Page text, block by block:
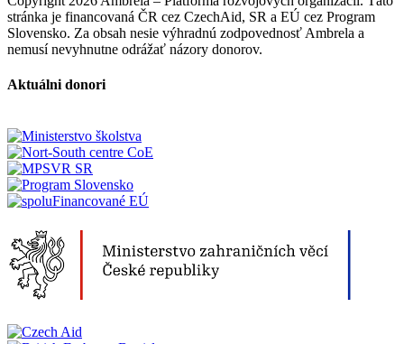
stránka je financovaná ČR cez CzechAid, SR a EÚ cez Program
Slovensko. Za obsah nesie výhradnú zodpovednosť Ambrela a
nemusí nevyhnutne odrážať názory donorov.
Aktuálni donori